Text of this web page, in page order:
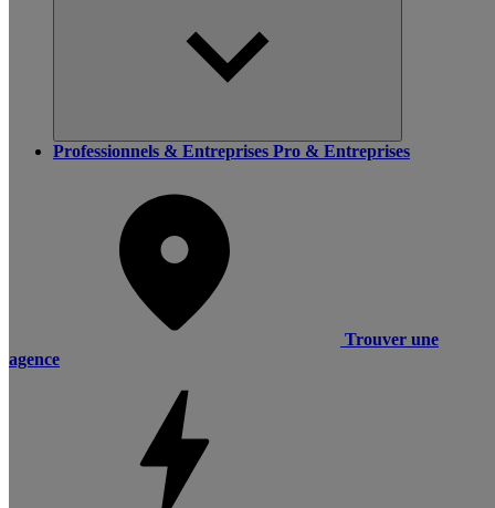
Professionnels & Entreprises Pro & Entreprises
Trouver une
agence